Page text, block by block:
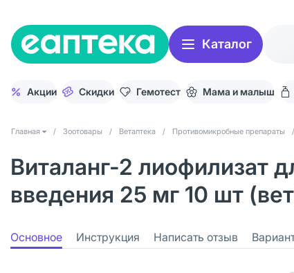
Каталог
Акции Скидки Гемотест Мама и малыш
Главная / Зоотовары / Ветаптека / Противомикробные препараты /
Виталанг-2 лиофилизат
введения 25 мг 10 шт
Основное Инструкция Написать отзыв